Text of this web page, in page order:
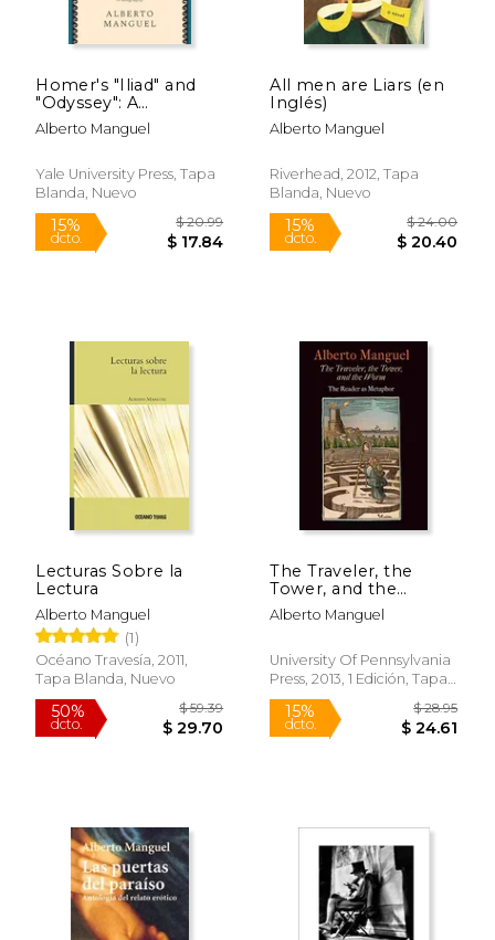
6% 15%
15% 50%
Homer's "Iliad" and
"Odyssey": A
Biography (en Inglés)
Alberto Manguel
Yale University Press, Tapa
Blanda, Nuevo
All men are Liars (en
Inglés)
Alberto Manguel
Riverhead, 2012, Tapa
Blanda, Nuevo
Lecturas Sobre la
Lectura
Alberto Manguel
(1)
Océano Travesía, 2011,
Tapa Blanda, Nuevo
The Traveler, the
Tower, and the
Worm: The Reader as
Metaphor (Material
Alberto Manguel
University Of Pennsylvania
Press, 2013, 1 Edición, Tapa
Dura, Nuevo